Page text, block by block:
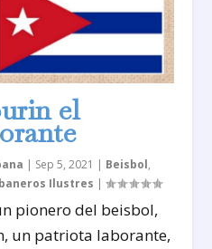
el
| Sep 5, 2021 | Beisbol,
Ilustres |
pionero del beisbol,
un patriota laborante,